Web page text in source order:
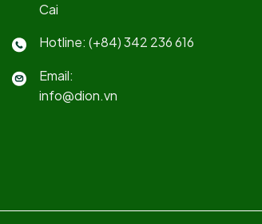
Cai
Hotline: (+84) 342 236 616
Email:
info@dion.vn